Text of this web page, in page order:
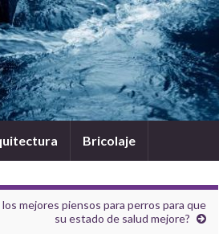
Bricolaje
los mejores piensos para perros para que
su estado de salud mejore?